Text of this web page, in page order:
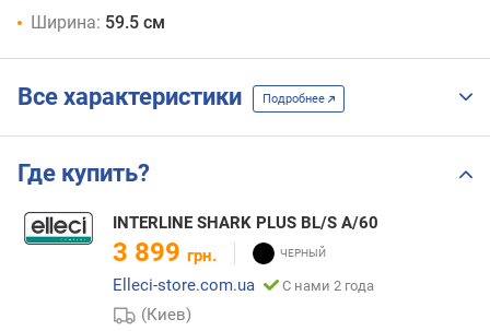
Ширина: 59.5 см
Все характеристики Подробнее
Где купить?
INTERLINE SHARK PLUS BL/S A/60
3 899 грн.
Elleci-store.com.ua
С нами 2 года
(Киев)